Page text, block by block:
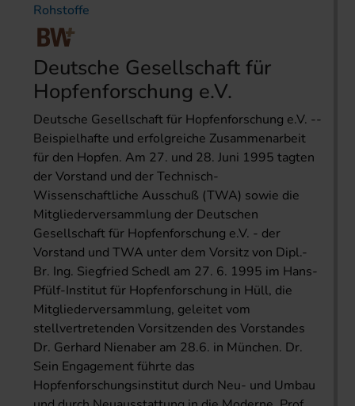
Rohstoffe
Deutsche Gesellschaft für
Hopfenforschung e.V.
Deutsche Gesellschaft für Hopfenforschung e.V. --
Beispielhafte und erfolgreiche Zusammenarbeit
für den Hopfen. Am 27. und 28. Juni 1995 tagten
der Vorstand und der Technisch-
Wissenschaftliche Ausschuß (TWA) sowie die
Mitgliederversammlung der Deutschen
Gesellschaft für Hopfenforschung e.V. - der
Vorstand und TWA unter dem Vorsitz von Dipl.-
Br. Ing. Siegfried Schedl am 27. 6. 1995 im Hans-
Pfülf-Institut für Hopfenforschung in Hüll, die
Mitgliederversammlung, geleitet vom
stellvertretenden Vorsitzenden des Vorstandes
Dr. Gerhard Nienaber am 28.6. in München. Dr.
Sein Engagement führte das
Hopfenforschungsinstitut durch Neu- und Umbau